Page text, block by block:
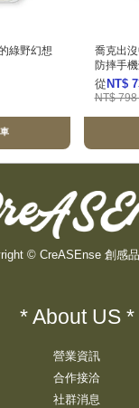
綠野幻想
喬克出
防摔手
從 NT$
NT$ 798
© CreASEnse 創感
* About US *
營業資訊
合作接洽
社群消息